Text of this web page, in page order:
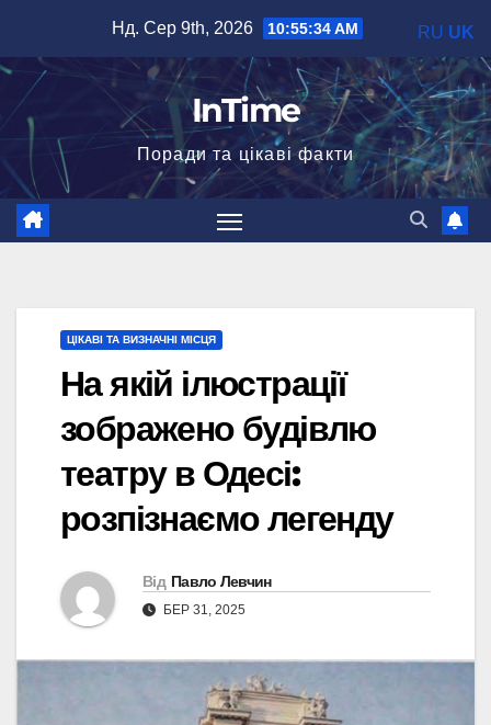
вмісту
Нд. Сер 9th, 2026 10:55:35 AM
InTime
Поради та цікаві факти
ЦІКАВІ ТА ВИЗНАЧНІ МІСЦЯ
На якій ілюстрації
зображено будівлю
театру в Одесі:
розпізнаємо легенду
Від Павло Левчин
БЕР 31, 2025
RU UK